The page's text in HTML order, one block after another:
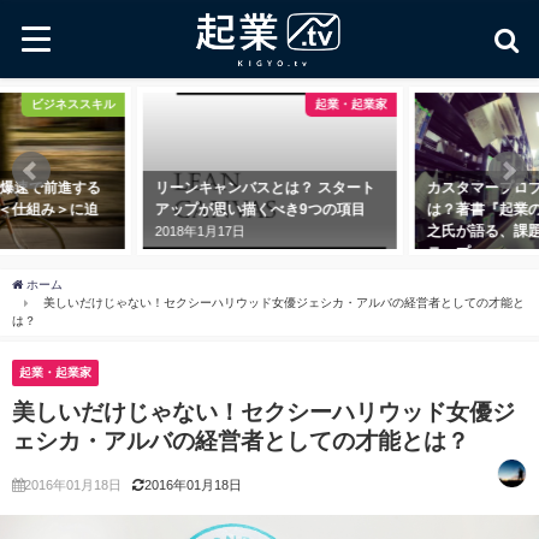
起業・起業家
は？ スタート
べき9つの項目
マーケティング
カスタマープロブレムフィットと
は？著書『起業の科学』で田所雅
之氏が語る、課題に寄り添う３ス
テップ
カスタマージャ
の「変化」に着
ング手法
2018年5月18日
ホーム
美しいだけじゃない！セクシーハリウッド女優ジェシカ・アルバの経営者としての才能と
は？
起業・起業家
美しいだけじゃない！セクシーハリウッド女優ジ
ェシカ・アルバの経営者としての才能とは？
2016年01月18日 2016年01月18日